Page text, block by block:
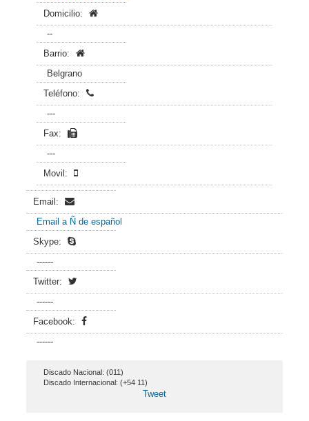
Domicilio:
--
Barrio:
Belgrano
Teléfono:
---
Fax:
---
Movil:
Email:
Email a Ñ de español
Skype:
------
Twitter:
------
Facebook:
------
Discado Nacional: (011)
Discado Internacional: (+54 11)
Tweet